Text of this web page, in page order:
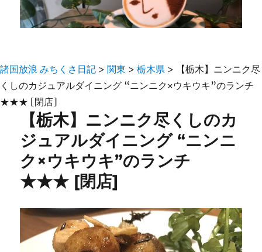
諸国放浪 みちくさ日記 > 関東 > 栃木県 >
【栃木】ニンニク尽
くしのカジュアルダイニング “ニンニク×ウキウキ”のランチ
★★★ [閉店]
【栃木】ニンニク尽くしのカ
ジュアルダイニング “ニンニ
ク×ウキウキ”のランチ
★★★ [閉店]